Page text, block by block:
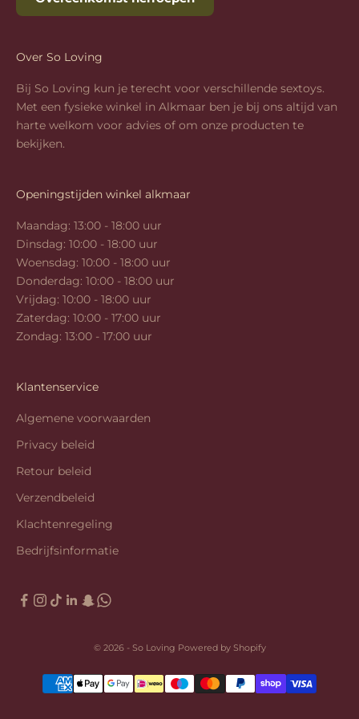
Over So Loving
Bij So Loving kun je terecht voor verschillende sextoys.
Met een fysieke winkel in Alkmaar ben je bij ons altijd van
harte welkom voor advies of om onze producten te
bekijken.
Openingstijden winkel alkmaar
Maandag: 13:00 - 18:00 uur
Dinsdag: 10:00 - 18:00 uur
Woensdag: 10:00 - 18:00 uur
Donderdag: 10:00 - 18:00 uur
Vrijdag: 10:00 - 18:00 uur
Zaterdag: 10:00 - 17:00 uur
Zondag: 13:00 - 17:00 uur
Klantenservice
Algemene voorwaarden
Privacy beleid
Retour beleid
Verzendbeleid
Klachtenregeling
Bedrijfsinformatie
© 2026 - So Loving Powered by Shopify